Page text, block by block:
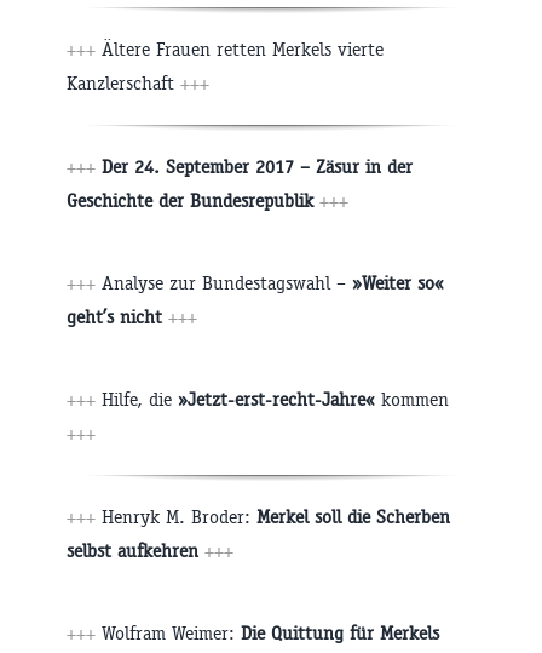
+++ Ältere Frauen retten Merkels vierte
Kanzlerschaft +++
+++ Der 24. September 2017 – Zäsur in der
Geschichte der Bundesrepublik +++
+++ Analyse zur Bundestagswahl – »Weiter so«
geht’s nicht +++
+++ Hilfe, die »Jetzt-erst-recht-Jahre« kommen
+++
+++ Henryk M. Broder: Merkel soll die Scherben
selbst aufkehren +++
+++ Wolfram Weimer: Die Quittung für Merkels